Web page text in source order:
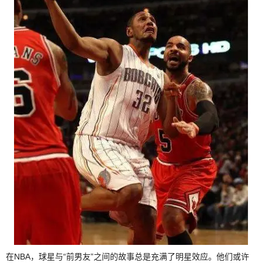
在NBA，球星与“前男友”之间的故事总是充满了明星效应。他们或许